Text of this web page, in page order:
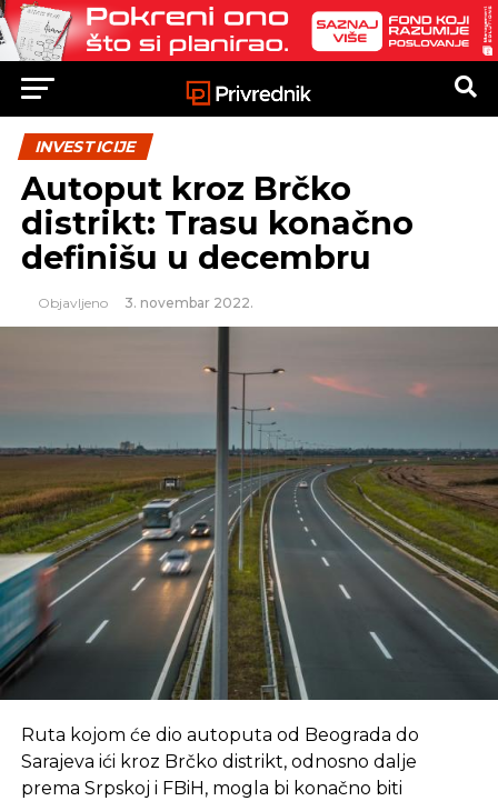
INVESTICIJE
Autoput kroz Brčko
distrikt: Trasu konačno
definišu u decembru
Objavljeno 3. novembar 2022.
Ruta kojom će dio autoputa od Beograda do
Sarajeva ići kroz Brčko distrikt, odnosno dalje
prema Srpskoj i FBiH, mogla bi konačno biti